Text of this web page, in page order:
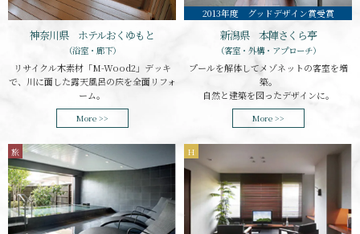
神奈川県 ホテルおくゆもと
（浴室・廊下）
リサイクル木素材「M-Wood2」デッキ
で、川に面した露天風呂の床を全面リフォ
ーム。
More >>
2013年度 グッドデザイン賞受賞
新潟県 本陣さくら亭
（客室・外構・アプローチ）
プールを解体してメゾネットの客室を増
築。
自然と建築を図ったデザインに。
More >>
旅 H